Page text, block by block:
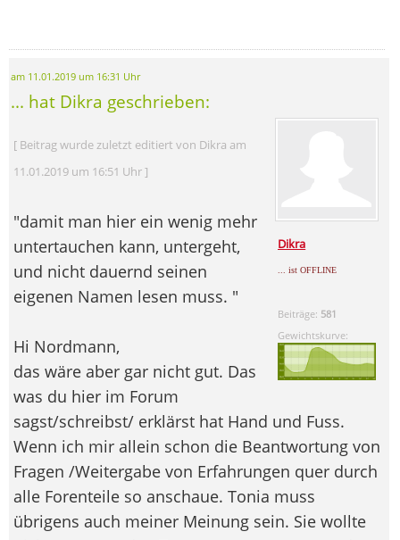
am 11.01.2019 um 16:31 Uhr
... hat Dikra geschrieben:
Dikra
... ist OFFLINE
Beiträge: 581
Gewichtskurve:
[ Beitrag wurde zuletzt editiert von Dikra am
11.01.2019 um 16:51 Uhr ]
"damit man hier ein wenig mehr
untertauchen kann, untergeht,
und nicht dauernd seinen
eigenen Namen lesen muss. "
Hi Nordmann,
das wäre aber gar nicht gut. Das
was du hier im Forum
sagst/schreibst/ erklärst hat Hand und Fuss.
Wenn ich mir allein schon die Beantwortung von
Fragen /Weitergabe von Erfahrungen quer durch
alle Forenteile so anschaue. Tonia muss
übrigens auch meiner Meinung sein. Sie wollte